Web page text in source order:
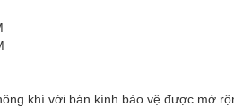
khí với bán kính bảo vệ được mở